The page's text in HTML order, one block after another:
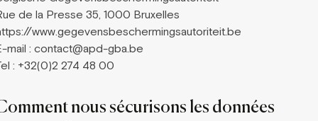
de la Presse 35, 1000 Bruxelles
www.gegevensbeschermingsautoriteit.be
mail : contact@apd-gba.be
: +32(0)2 274 48 00
nous sécurisons les données